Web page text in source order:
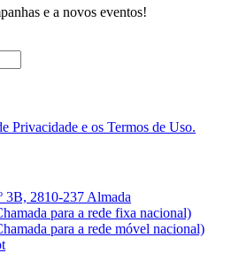
e a novos eventos!
Privacidade e os Termos de Uso.
3B, 2810-237 Almada
para a rede fixa nacional)
para a rede móvel nacional)